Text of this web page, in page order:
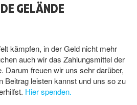
GELÄNDE
kämpfen, in der Geld nicht mehr
auch wir das Zahlungsmittel der
Darum freuen wir uns sehr darüber,
Beitrag leisten kannst und uns so zu
Hier spenden.